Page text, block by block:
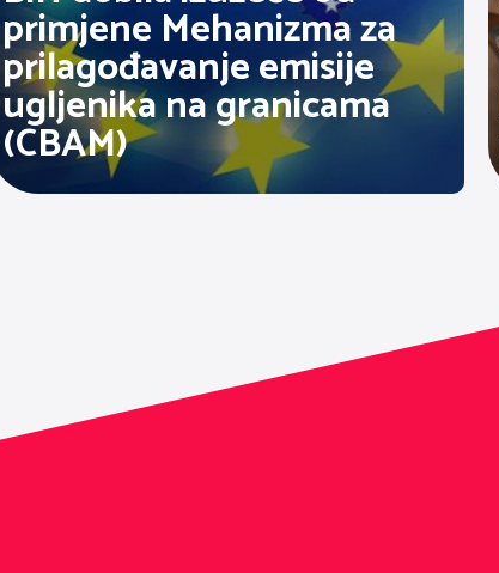
primjene Mehanizma za
prilagođavanje emisije
ugljenika na granicama
(CBAM)